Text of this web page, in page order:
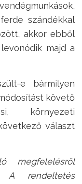
szándékkal
akkor ebből
majd a
e bármilyen
követő
környezeti
választ
megfelelésről
A rendeltetés